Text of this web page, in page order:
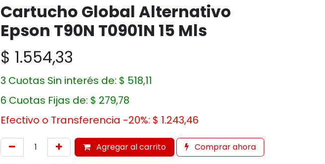
Cartucho Global Alternativo
Epson T90N T0901N 15 Mls
$ 1.554,33
3 Cuotas Sin interés de: $ 518,11
6 Cuotas Fijas de: $ 279,78
Efectivo o Transferencia -20%: $ 1.243,46
Agregar al carrito
Comprar ahora